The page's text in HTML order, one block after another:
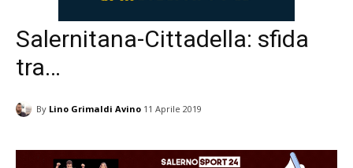
Salernitana-Cittadella: sfida
tra…
By Lino Grimaldi Avino 11 Aprile 2019